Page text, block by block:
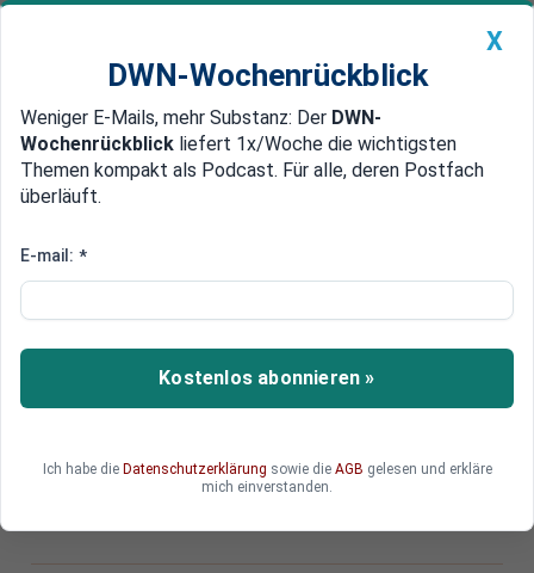
Newsticker MEIN DWN: Geldanlage Premium
Edelmetalle DWN-Magazin China
Boom der Spionage
Google kauft Drohnen-Hersteller
Google investiert weiter in die
Rüstungstechnologie. Mit dem Drohnenhersteller
Titan Aerospace will der Internet-Konzern sein
Auflärungs-Knowhow stärken.
X
DWN-Wochenrückblick
Weniger E-Mails, mehr Substanz: Der DWN-
Wochenrückblick liefert 1x/Woche die wichtigsten
Themen kompakt als Podcast. Für alle, deren Postfach
überläuft.
E-mail: *
Kostenlos abonnieren »
Ich habe die Datenschutzerklärung sowie die AGB gelesen und erkläre
mich einverstanden.